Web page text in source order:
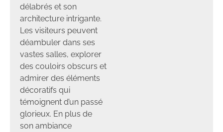
délabrés et son
architecture intrigante.
Les visiteurs peuvent
déambuler dans ses
vastes salles, explorer
des couloirs obscurs et
admirer des éléments
décoratifs qui
témoignent d’un passé
glorieux. En plus de
son ambiance